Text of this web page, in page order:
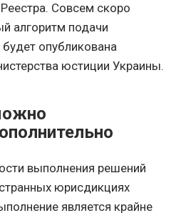
Совсем скоро
алгоритм подачи
опубликована
юстиции Украины.
выполнения решений
юрисдикциях
является крайне